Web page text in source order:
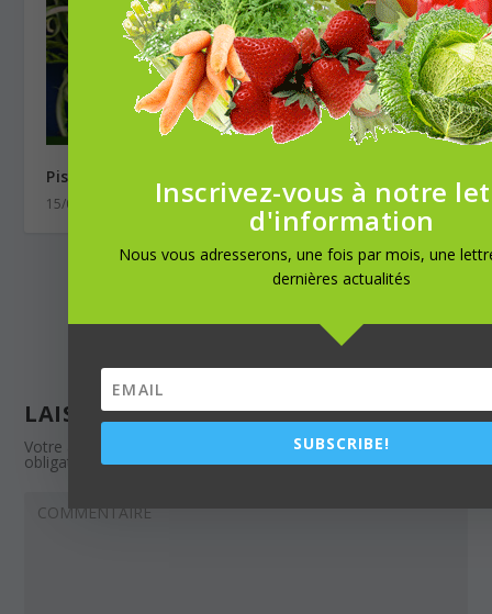
Pissenlit, une salade délaissée à cultiver
15/04/2020
LAISSER UNE RÉPONSE
Votre adresse e-mail ne sera pas publiée. Les champs
obligatoires sont indiqués avec*
Inscrivez-vous à notre
d'information
Nous vous adresserons, une fois par mois, une
dernières actualités
SUBSCRIBE!